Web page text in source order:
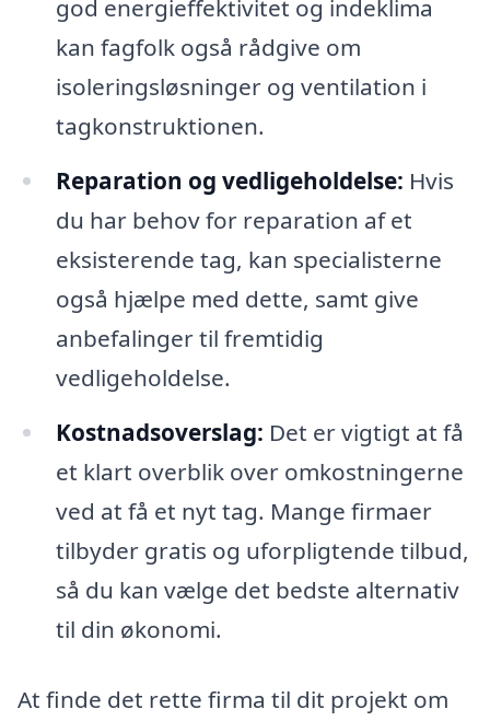
god energieffektivitet og indeklima
kan fagfolk også rådgive om
isoleringsløsninger og ventilation i
tagkonstruktionen.
Reparation og vedligeholdelse: Hvis
du har behov for reparation af et
eksisterende tag, kan specialisterne
også hjælpe med dette, samt give
anbefalinger til fremtidig
vedligeholdelse.
Kostnadsoverslag: Det er vigtigt at få
et klart overblik over omkostningerne
ved at få et nyt tag. Mange firmaer
tilbyder gratis og uforpligtende tilbud,
så du kan vælge det bedste alternativ
til din økonomi.
At finde det rette firma til dit projekt om